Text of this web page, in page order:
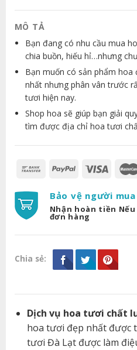
MÔ TẢ
Bạn đang có nhu cầu mua
chia buồn, hiếu hỉ…nhưng
Bạn muốn có sản phẩm
nhất nhưng phân vân trước
tươi hiện nay.
Shop hoa sẽ giúp bạn giải
tìm được địa chỉ hoa tươi
Bảo vệ người
Nhận hoàn tiền
đơn hàng
Chia sẻ:
Dịch vụ hoa tươi chất
hoa tươi đẹp nhất được
tươi Đà Lạt được làm